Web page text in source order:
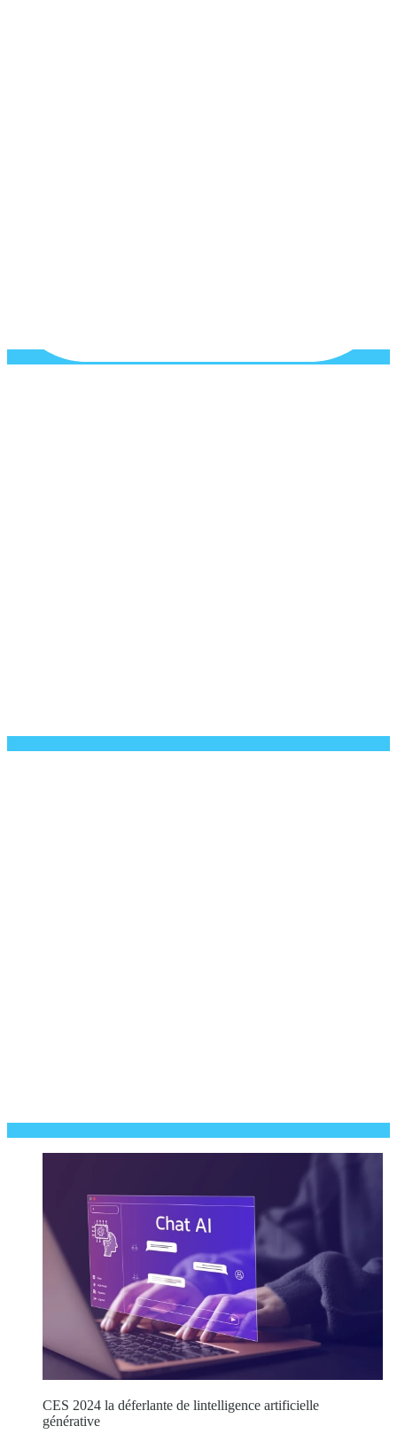
CES 2024 la déferlante de lintelligence artificielle
générative